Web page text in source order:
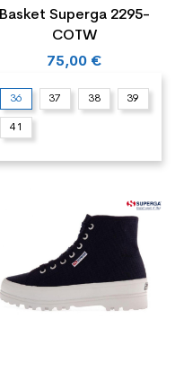
Basket Superga 2295-
COTW
75,00 €
36 37 38 39
41